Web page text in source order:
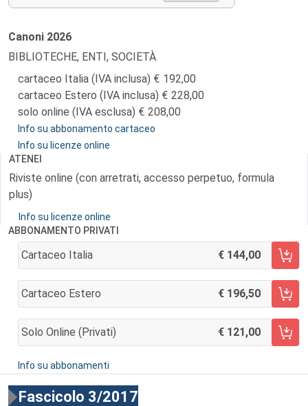
Canoni 2026
BIBLIOTECHE, ENTI, SOCIETÀ
cartaceo Italia (IVA inclusa)
192,00
cartaceo Estero (IVA inclusa)
228,00
solo online (IVA esclusa)
208,00
Info su abbonamento cartaceo
Info su licenze online
ATENEI
Riviste online (con arretrati, accesso perpetuo, formula
plus)
Info su licenze online
ABBONAMENTO PRIVATI
Cartaceo Italia 144,00
AGGIUNGI AL CARRELLO
Cartaceo Estero 196,50
AGGIUNGI AL CARRELLO
Solo Online (privati) 121,00
AGGIUNGI AL CARRELLO
Info su abbonamenti
Fascicolo 3/2017